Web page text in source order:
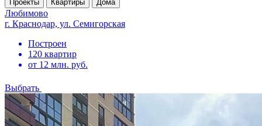
Проекты Квартиры Дома
Любимово
г. Краснодар, ул. Семигорская
Построен
120 квартир
от 12 млн. руб.
Выбрать